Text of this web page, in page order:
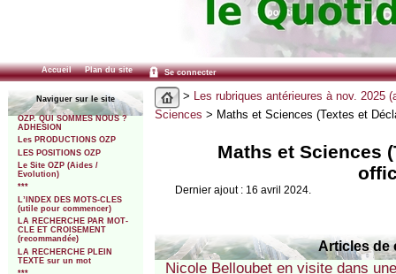
Accueil Plan du site Se connecter
Naviguer sur le site
OZP. QUI SOMMES NOUS ?
ADHESION
Les PRODUCTIONS OZP
LES POSITIONS OZP
Le Site OZP (Aides /
Evolution)
***
L’INDEX DES MOTS-CLES
(utile pour commencer)
LA RECHERCHE PAR MOT-
CLE ET CROISEMENT
(recommandée)
LA RECHERCHE PLEIN
TEXTE sur un mot
> Les rubriques antérieures à nov. 2025
Sciences > Maths et Sciences (Textes et
Maths et Sciences
Dernier ajout : 16 avril 2024.
Articles de
Nicole Belloubet en visite dans